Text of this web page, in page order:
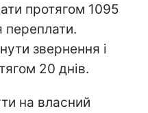
протягом 1095
переплати.
звернення і
20 днів.
на власний